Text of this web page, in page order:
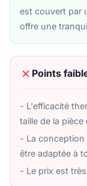
est couvert par
offre une
Points
- L'efficacité
taille de la
- La conception
être adaptée à
- Le prix est